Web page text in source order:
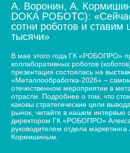
А. Воронин, А.
DOКА РОБОТС):
сотни роботов и ставим
тысячи»
В мае этого года ГК «РОБОПРО»
коллаборативных роботов
презентация состоялась на
«Металлообработка-2026» –
отечественном мероприятии в
отрасли. Подробнее о том, что
каковы стратегические цели
рынок, читайте в нашем интервью
директором ГК «РОБОПРО»
руководителем отдела
Кормишиным.